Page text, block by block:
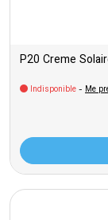
P20 Creme
Indisponible - Me